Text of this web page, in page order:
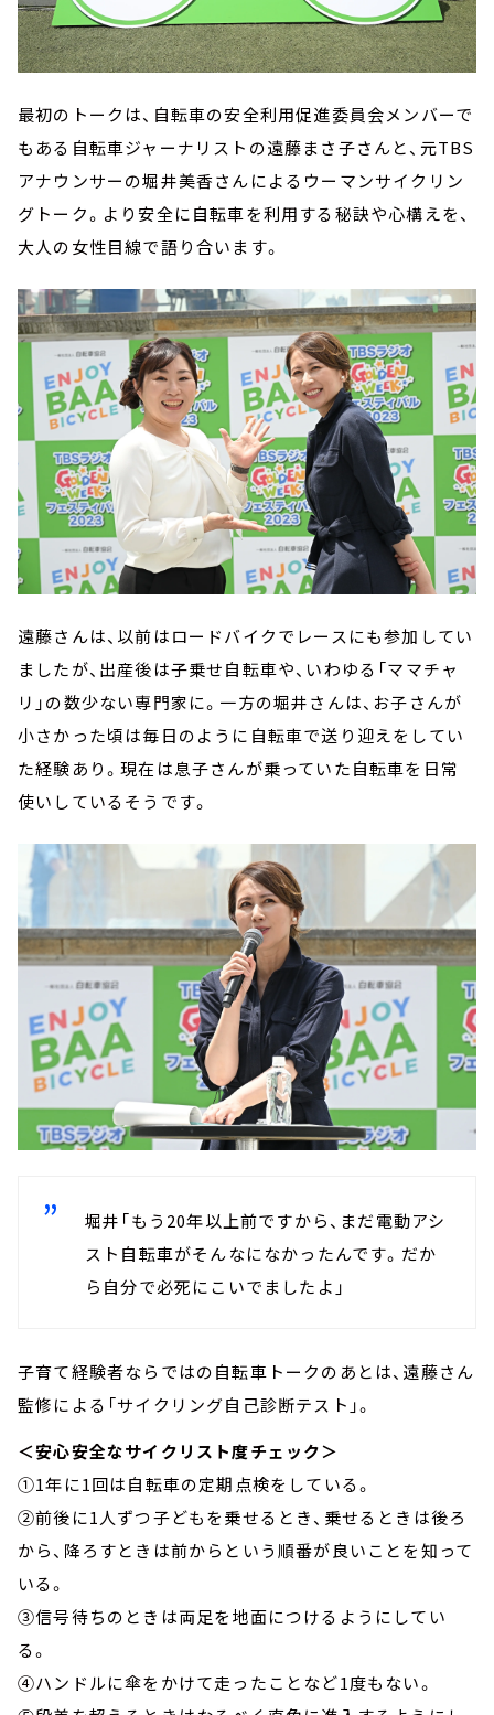
最初のトークは、自転車の安全利用促進委員会メンバーで
もある自転車ジャーナリストの遠藤まさ子さんと、元TBS
アナウンサーの堀井美香さんによるウーマンサイクリン
グトーク。より安全に自転車を利用する秘訣や心構えを、
大人の女性目線で語り合います。
遠藤さんは、以前はロードバイクでレースにも参加してい
ましたが、出産後は子乗せ自転車や、いわゆる「ママチャ
リ」の数少ない専門家に。一方の堀井さんは、お子さんが
小さかった頃は毎日のように自転車で送り迎えをしてい
た経験あり。現在は息子さんが乗っていた自転車を日常
使いしているそうです。
堀井「もう20年以上前ですから、まだ電動アシ
スト自転車がそんなになかったんです。だか
ら自分で必死にこいでましたよ」
子育て経験者ならではの自転車トークのあとは、遠藤さん
監修による「サイクリング自己診断テスト」。
＜安心安全なサイクリスト度チェック＞
①1年に1回は自転車の定期点検をしている。
②前後に1人ずつ子どもを乗せるとき、乗せるときは後ろ
から、降ろすときは前からという順番が良いことを知って
いる。
③信号待ちのときは両足を地面につけるようにしてい
る。
④ハンドルに傘をかけて走ったことなど1度もない。